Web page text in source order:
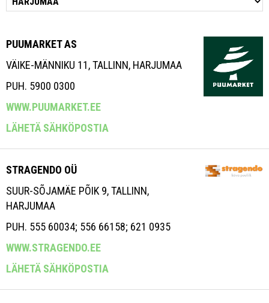
PUUMARKET AS
VÄIKE-MÄNNIKU 11, TALLINN, HARJUMAA
PUH. 5900 0300
WWW.PUUMARKET.EE
LÄHETÄ SÄHKÖPOSTIA
STRAGENDO OÜ
SUUR-SÕJAMÄE PÕIK 9, TALLINN,
HARJUMAA
PUH. 555 60034; 556 66158; 621 0935
WWW.STRAGENDO.EE
LÄHETÄ SÄHKÖPOSTIA